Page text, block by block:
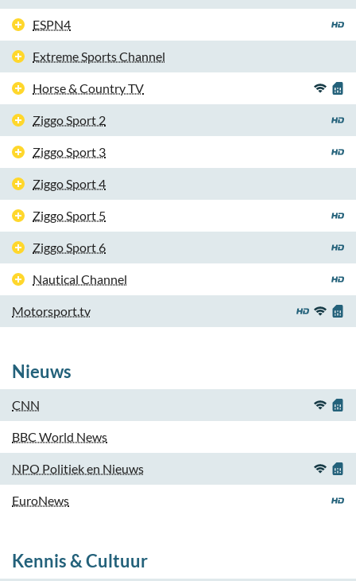
ESPN4
Extreme Sports Channel
Horse & Country TV
Ziggo Sport 2
Ziggo Sport 3
Ziggo Sport 4
Ziggo Sport 5
Ziggo Sport 6
Nautical Channel
Motorsport.tv
Nieuws
CNN
BBC World News
NPO Politiek en Nieuws
EuroNews
Kennis & Cultuur